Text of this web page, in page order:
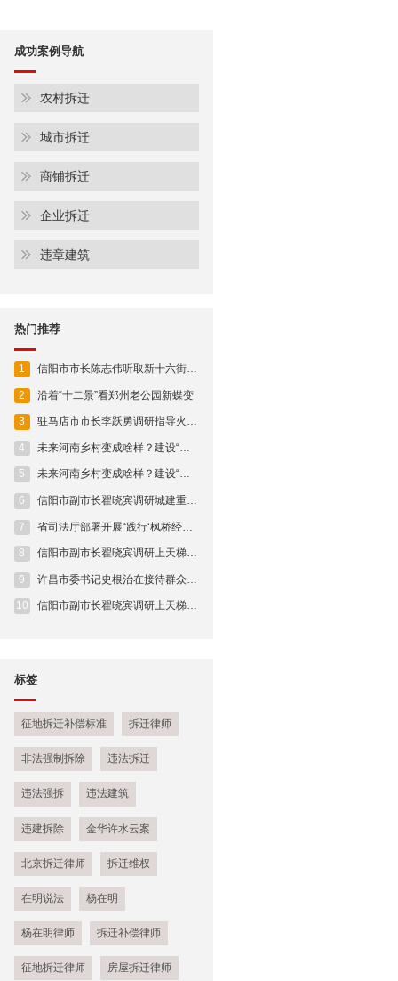
成功案例导航
农村拆迁
城市拆迁
商铺拆迁
企业拆迁
违章建筑
热门推荐
1 信阳市市长陈志伟听取新十六街贯通工程规划设计情况
2 沿着“十二景”看郑州老公园新蝶变
3 驻马店市市长李跃勇调研指导火车站片区开发建设
4 未来河南乡村变成啥样？建设“施工图”来了！
5 未来河南乡村变成啥样？建设“施工图”来了！
6 信阳市副市长翟晓宾调研城建重点项目建设进展情况
7 省司法厅部署开展“践行‘枫桥经验’ 助力平安河南” 人民调解专项活动
8 信阳市副市长翟晓宾调研上天梯林长制工作及安全生产工作
9 许昌市委书记史根治在接待群众来访时强调 牢固树立人民至上理念 用心用情用力做好新时代群众工作
10 信阳市副市长翟晓宾调研上天梯林长制工作及安全生产工作
标签
征地拆迁补偿标准 拆迁律师
非法强制拆除 违法拆迁
违法强拆 违法建筑
违建拆除 金华许水云案
北京拆迁律师 拆迁维权
在明说法 杨在明
杨在明律师 拆迁补偿律师
征地拆迁律师 房屋拆迁律师